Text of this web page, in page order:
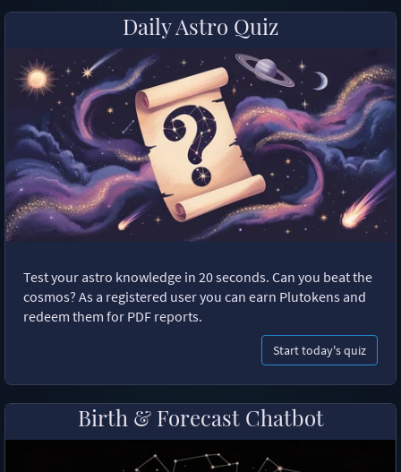
Daily Astro Quiz
Test your astro knowledge in 20 seconds. Can you beat the
cosmos? As a registered user you can earn Plutokens and
redeem them for PDF reports.
Start today's quiz
Birth & Forecast Chatbot